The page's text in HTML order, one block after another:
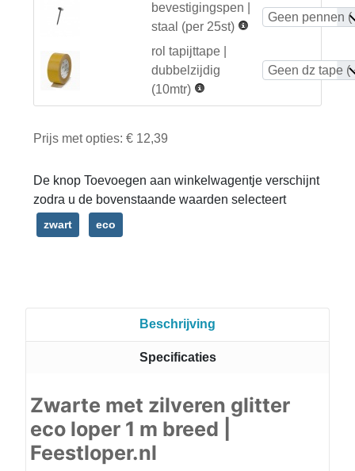
bevestigingspen |
staal (per 25st)
rol tapijttape |
dubbelzijdig
(10mtr)
Prijs met opties: € 12,39
De knop Toevoegen aan winkelwagentje verschijnt
zodra u de bovenstaande waarden selecteert
zwart eco
Beschrijving
Specificaties
Zwarte met zilveren glitter
eco loper 1 m breed |
Feestloper.nl